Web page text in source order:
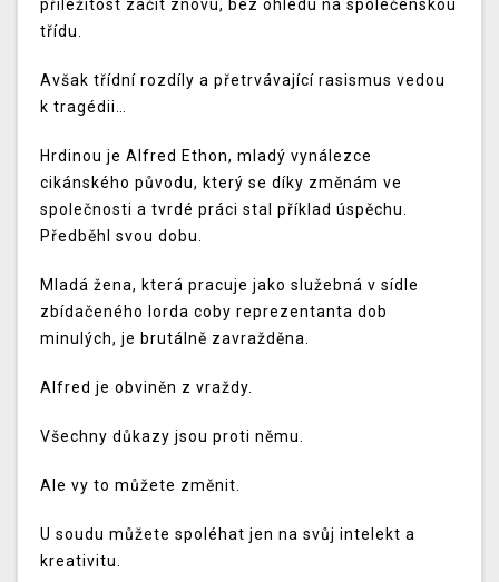
příležitost začít znovu, bez ohledu na společenskou
třídu.
Avšak třídní rozdíly a přetrvávající rasismus vedou
k tragédii…
Hrdinou je Alfred Ethon, mladý vynálezce
cikánského původu, který se díky změnám ve
společnosti a tvrdé práci stal příklad úspěchu.
Předběhl svou dobu.
Mladá žena, která pracuje jako služebná v sídle
zbídačeného lorda coby reprezentanta dob
minulých, je brutálně zavražděna.
Alfred je obviněn z vraždy.
Všechny důkazy jsou proti němu.
Ale vy to můžete změnit.
U soudu můžete spoléhat jen na svůj intelekt a
kreativitu.